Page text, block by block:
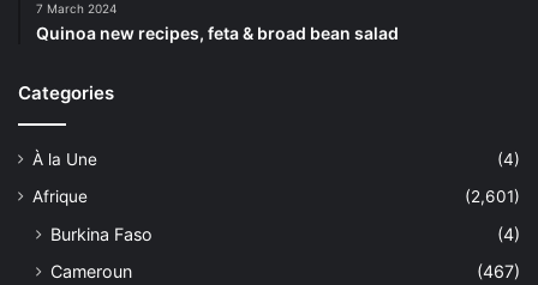
7 March 2024
Quinoa new recipes, feta & broad bean salad
Categories
À la Une
(4)
Afrique
(2,601)
Burkina Faso
(4)
Cameroun
(467)